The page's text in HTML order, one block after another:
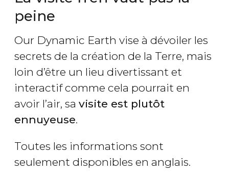
peine
Our Dynamic Earth vise à dévoiler les
secrets de la création de la Terre, mais
loin d’être un lieu divertissant et
interactif comme cela pourrait en
avoir l’air, sa visite est plutôt
ennuyeuse.
Toutes les informations sont
seulement disponibles en anglais.